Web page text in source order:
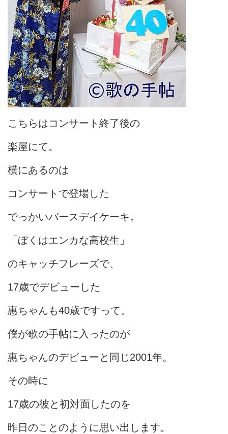
こちらはコンサート終了後の
楽屋にて。
横にあるのは
コンサートで登場した
でっかいバースデイケーキ。
「ぼくはエンカな高校生」
のキャッチフレーズで、
17歳でデビューした
惠ちゃんも40歳ですって。
僕が歌の手帖に入ったのが
惠ちゃんのデビューと同じ2001年。
その時に
17歳の彼と初対面したのを
昨日のことのように思い出します。